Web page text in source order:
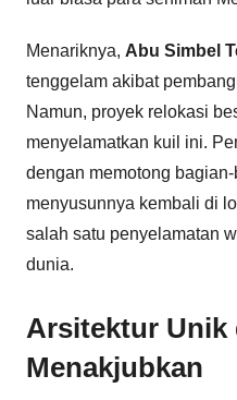
Menariknya, Abu Simbel
tenggelam akibat
Namun, proyek relokasi
menyelamatkan kuil ini.
dengan memotong
menyusunnya kembali di
salah satu penyelamatan
dunia.
Arsitektur Unik
Menakjubkan